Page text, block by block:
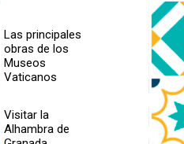
Las principales
obras de los
Museos
Vaticanos
Visitar la
Alhambra de